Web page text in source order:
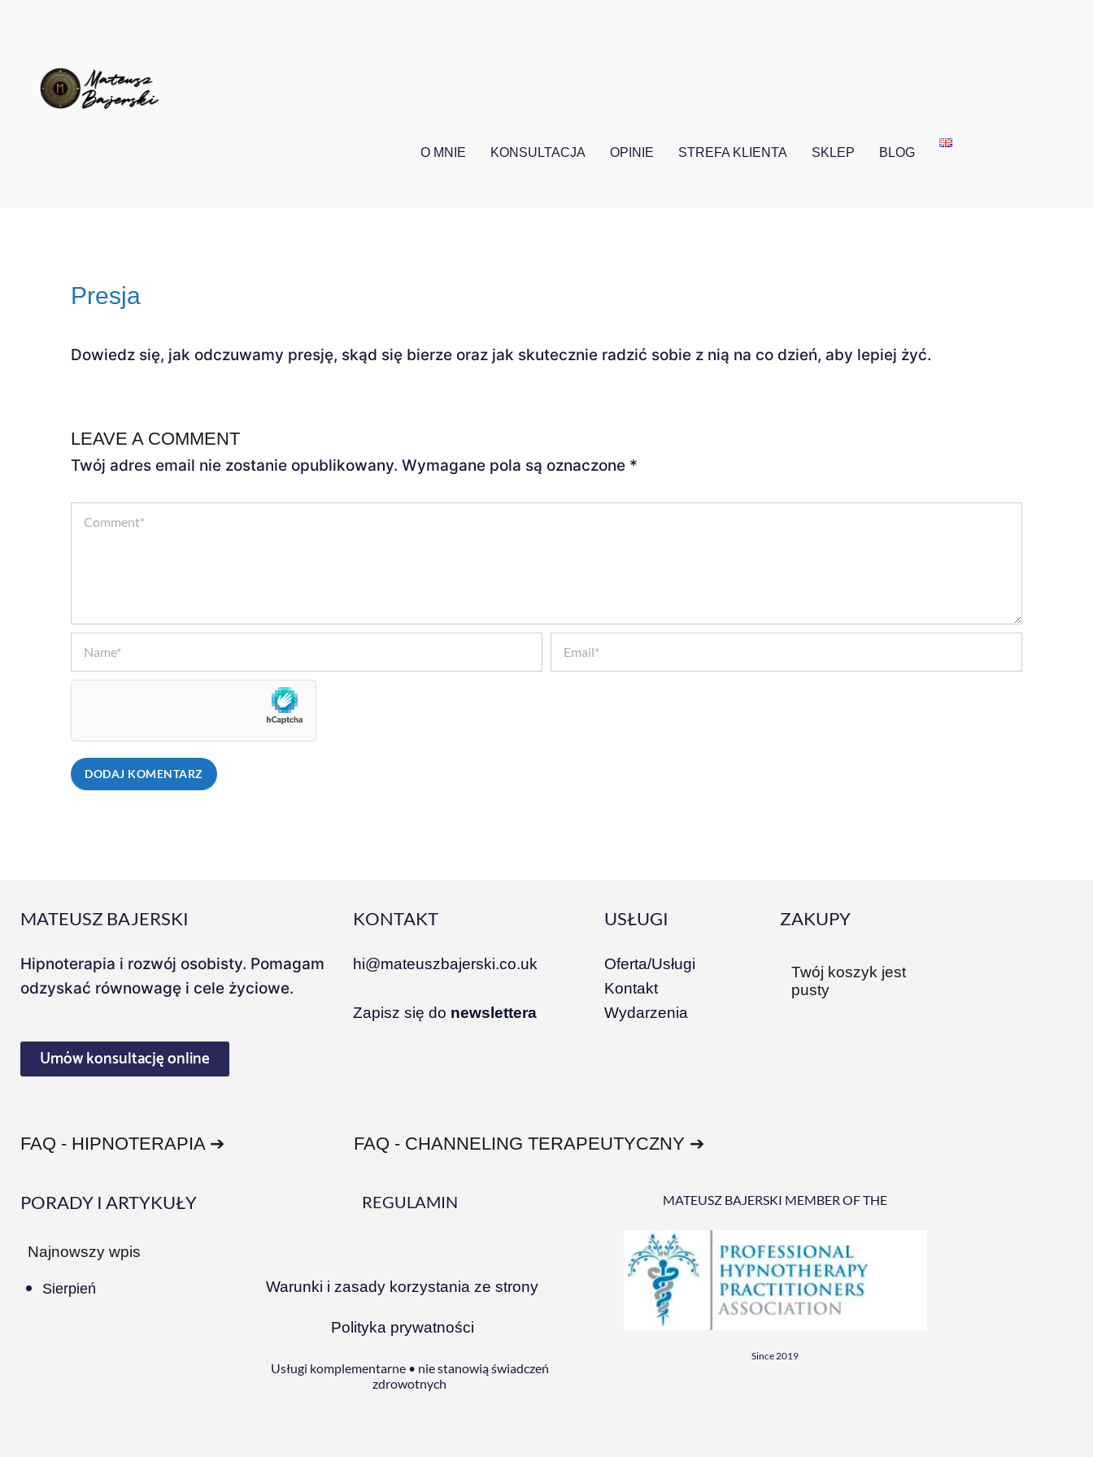
O MNIE KONSULTACJA OPINIE STREFA KLIENTA SKLEP BLOG
Presja
Dowiedz się, jak odczuwamy presję, skąd się bierze oraz jak skutecznie radzić sobie z nią na co dzień, aby lepiej żyć.
LEAVE A COMMENT
Twój adres email nie zostanie opublikowany. Wymagane pola są oznaczone *
MATEUSZ BAJERSKI
Hipnoterapia i rozwój osobisty. Pomagam
odzyskać równowagę i cele życiowe.
Umów konsultację online
KONTAKT
hi@mateuszbajerski.co.uk
Zapisz się do newslettera
USŁUGI
Oferta/Usługi
Kontakt
Wydarzenia
ZAKUPY
Twój koszyk jest
pusty
FAQ - HIPNOTERAPIA ➔ FAQ - CHANNELING TERAPEUTYCZNY ➔
PORADY I ARTYKUŁY
Najnowszy wpis
Sierpień
REGULAMIN
Warunki i zasady korzystania ze strony
Polityka prywatności
Usługi komplementarne • nie stanowią świadczeń
zdrowotnych
MATEUSZ BAJERSKI MEMBER OF THE
Since 2019